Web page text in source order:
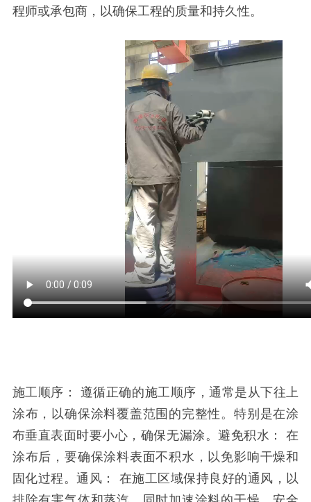
程师或承包商，以确保工程的质量和持久性。
施工顺序：
遵循正确的施工顺序，通常是从下往上
涂布，以确保涂料覆盖范围的完整性。特别是在涂
布垂直表面时要小心，确保无漏涂。避免积水：
在
涂布后，要确保涂料表面不积水，以免影响干燥和
固化过程。通风：
在施工区域保持良好的通风，以